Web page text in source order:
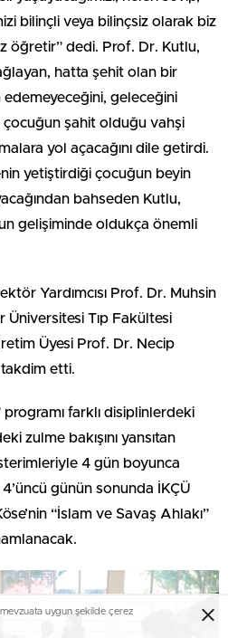
bilinçli veya bilinçsiz olarak biz
öğretir” dedi. Prof. Dr. Kutlu,
hatta şehit olan bir
edemeyeceğini, geleceğini
şahit olduğu vahşi
yol açacağını dile getirdi.
yetiştirdiği çocuğun beyin
bahseden Kutlu,
gelişiminde oldukça önemli
Yardımcısı Prof. Dr. Muhsin
Üniversitesi Tıp Fakültesi
Üyesi Prof. Dr. Necip
etti.
programı farklı disiplinlerdeki
zulme bakışını yansıtan
4 gün boyunca
günün sonunda İKÇÜ
“İslam ve Savaş Ahlakı”
mevzuata uygun şekilde çerez